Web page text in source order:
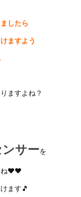
したら
ますよう
ますよね？
サーを
ね❤❤
ます🎵